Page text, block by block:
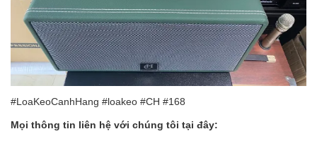
#LoaKeoCanhHang #loakeo #CH #168
Mọi thông tin liên hệ với chúng tôi tại đây: